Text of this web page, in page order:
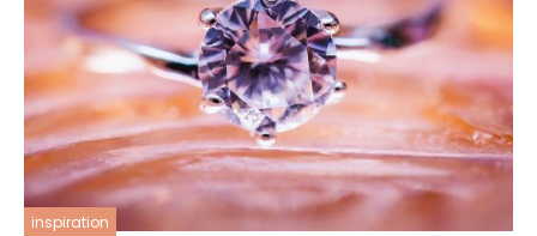
inspiration